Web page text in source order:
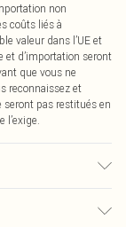
non
coûts liés à
valeur dans l’UE et
et d’importation seront
que vous ne
reconnaissez et
pas restitués en
l’exige.